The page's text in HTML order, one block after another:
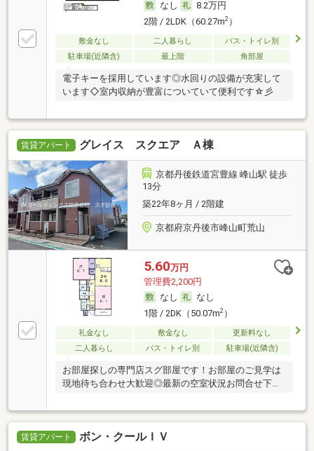
なし
8.2万円
2階 / 2LDK（60.27m2）
敷金なし 二人暮らし
バス・トイレ別
駐車場(近隣含)
最上階 角部屋
電子キーを採用しています◎水回りの設備が充実して
います◇室内収納が豊富についていて便利です☆彡
賃貸アパート グレイス スクエア Ａ棟
京都丹後鉄道宮豊線 峰山駅 徒歩
13分
築22年8ヶ月 / 2階建
京都府京丹後市峰山町荒山
5.60万円
管理費2,200円
なし
なし
1階 / 2DK（50.07m2）
礼金なし 敷金なし
更新料なし
二人暮らし
バス・トイレ別 駐車場(近隣含)
お部屋探しの専門店スグ部屋です！お部屋のご見学は
現地待ち合わせ大歓迎◎最新の空室状況お問合せ下さ
賃貸アパート ボン・クールＩＶ